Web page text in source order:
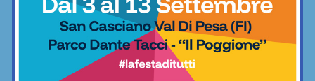
Adesso è proprio ufficiale: il Grassina
giocherà in Serie D nella prossima
stagione